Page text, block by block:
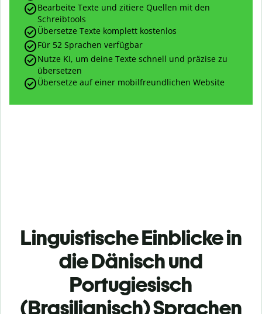
Bearbeite Texte und zitiere Quellen mit den
Schreibtools
Übersetze Texte komplett kostenlos
Für 52 Sprachen verfügbar
Nutze KI, um deine Texte schnell und präzise zu
übersetzen
Übersetze auf einer mobilfreundlichen Website
Linguistische Einblicke in
die Dänisch und
Portugiesisch
(Brasilianisch) Sprachen